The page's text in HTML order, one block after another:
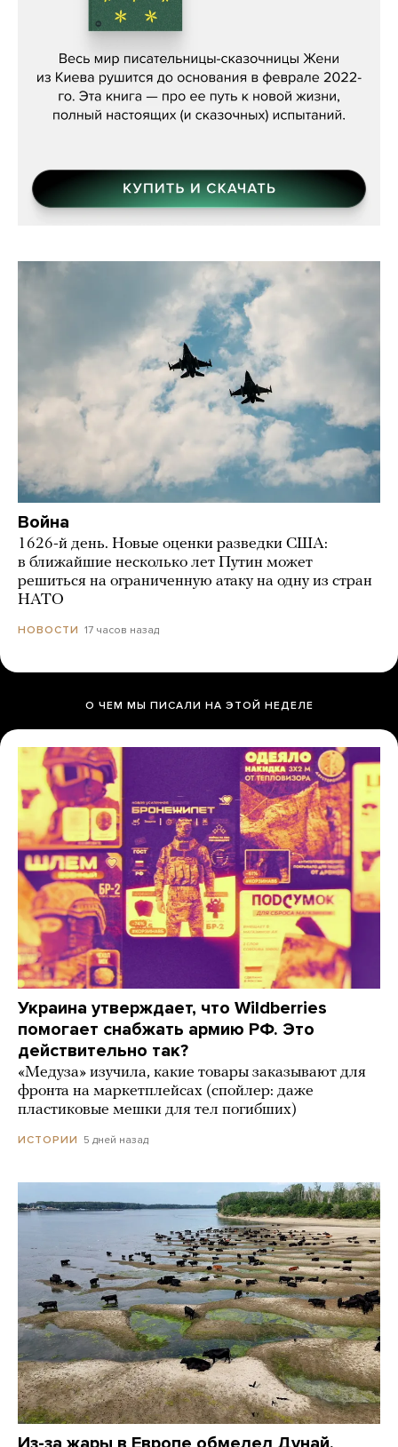
Женя Бережная, «(Не) о войне»
Война
1626-й день. Новые оценки разведки США:
в ближайшие несколько лет Путин может
решиться на ограниченную атаку на одну из стран
НАТО
НОВОСТИ 17 часов назад
О ЧЕМ МЫ ПИСАЛИ НА ЭТОЙ НЕДЕЛЕ
Украина утверждает, что Wildberries
помогает снабжать армию РФ. Это
действительно так?
«Медуза» изучила, какие товары заказывают для
фронта на маркетплейсах (спойлер: даже
пластиковые мешки для тел погибших)
ИСТОРИИ 5 дней назад